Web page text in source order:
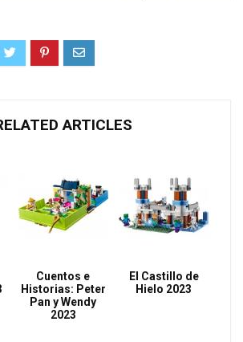
ARTICLES
Cuentos e
Historias: Peter
Pan y Wendy
2023
El Castillo de
Hielo 2023